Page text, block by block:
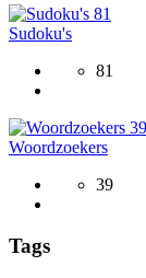
81
Sudoku's
81
39
Woordzoekers
39
Tags